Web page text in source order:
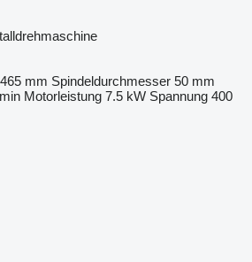
465 mm Spindeldurchmesser 50 mm
Motorleistung 7.5 kW Spannung 400